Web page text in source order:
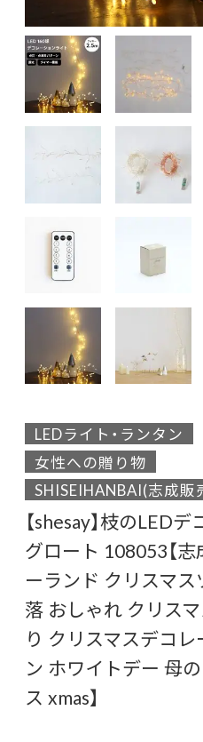
LEDライト・ランタン
女性への贈り物
SHISEIHANBAI(志成販
【shesay】枝のLED
グロート 108053【
ーランド クリスマ
落 おしゃれ クリス
り クリスマスデコ
ン ホワイトデー 母
ス xmas】